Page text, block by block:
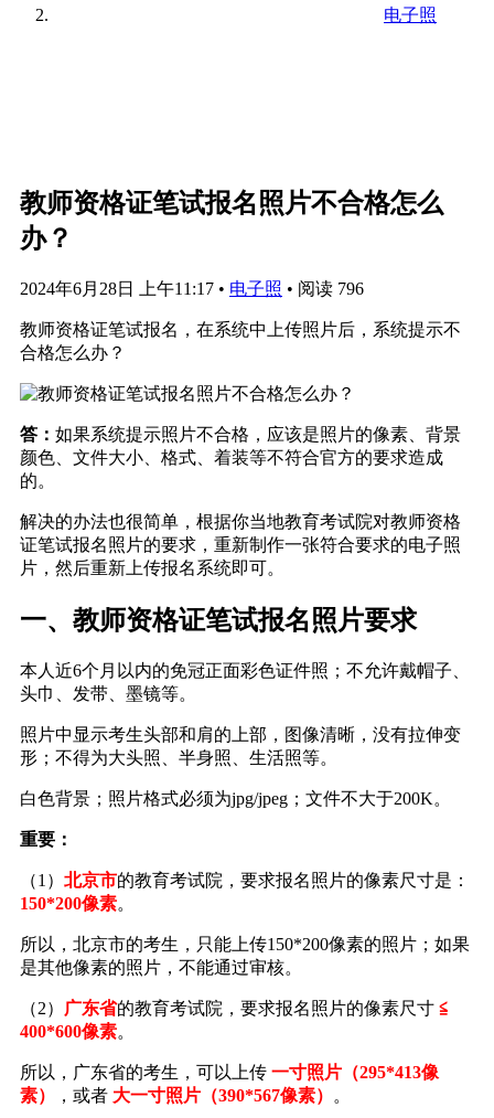
电子照
教师资格证笔试报名照片不合格怎么
办？
2024年6月28日 上午11:17 • 电子照 • 阅读 796
教师资格证笔试报名，在系统中上传照片后，系统提示不
合格怎么办？
答： 如果系统提示照片不合格，应该是照片的像素、背景
颜色、文件大小、格式、着装等不符合官方的要求造成
的。
解决的办法也很简单，根据你当地教育考试院对教师资格
证笔试报名照片的要求，重新制作一张符合要求的电子照
片，然后重新上传报名系统即可。
一、教师资格证笔试报名照片要求
本人近6个月以内的免冠正面彩色证件照；不允许戴帽子、
头巾、发带、墨镜等。
照片中显示考生头部和肩的上部，图像清晰，没有拉伸变
形；不得为大头照、半身照、生活照等。
白色背景；照片格式必须为jpg/jpeg；文件不大于200K。
重要：
（1） 北京市的教育考试院，要求报名照片的像素尺寸是：
150*200像素。
所以，北京市的考生，只能上传150*200像素的照片；如果
是其他像素的照片，不能通过审核。
（2） 广东省的教育考试院，要求报名照片的像素尺寸 ≦
400*600像素。
所以，广东省的考生，可以上传 一寸照片（295*413像
素）
，或者 大一寸照片（390*567像素） 。